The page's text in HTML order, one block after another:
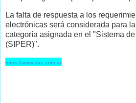
La falta de respuesta a los
electrónicas será considerada para
categoría asignada en el "Sistema
(SIPER)".
https://www.dae.com.ar